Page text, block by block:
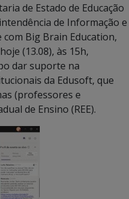
de Estado de Educação
de Informação e
Big Brain Education,
(13.08), às 15h,
dar suporte na
da Edusoft, que
(professores e
de Ensino (REE).